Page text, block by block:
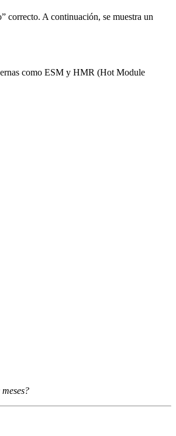
correcto. A continuación, se muestra un
como ESM y HMR (Hot Module